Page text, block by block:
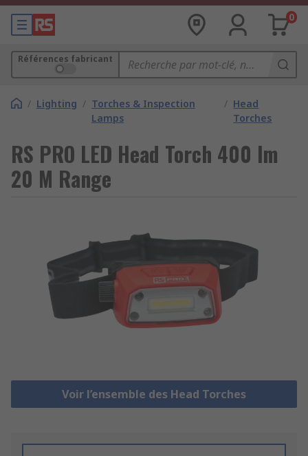
0
Références fabricant
/ Lighting / Torches & Inspection
Lamps
/ Head
Torches
RS PRO LED Head Torch 400 lm
20 M Range
Voir l’ensemble des Head Torches